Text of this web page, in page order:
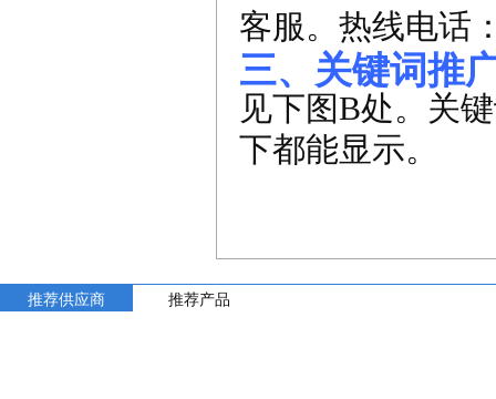
客服。热线电话
三、关键词推
见下图B处。关
下都能显示。